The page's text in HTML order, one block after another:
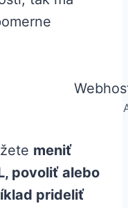
meniť
povoliť alebo
prideliť